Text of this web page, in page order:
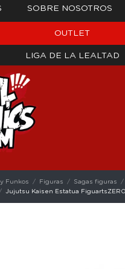
SOBRE NOSOTROS
OUTLET
LIGA DE LA LEALTAD
Funkos Figuras Sagas figuras
Jujutsu Kaisen Estatua